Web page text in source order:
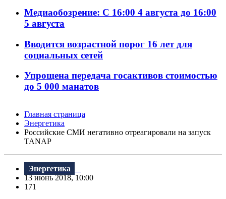
Медиаобозрение: С 16:00 4 августа до 16:00
5 августа
Вводится возрастной порог 16 лет для
социальных сетей
Упрощена передача госактивов стоимостью
до 5 000 манатов
Главная страница
Энергетика
Российские СМИ негативно отреагировали на запуск
TANAP
Энергетика
13 июнь 2018, 10:00
171